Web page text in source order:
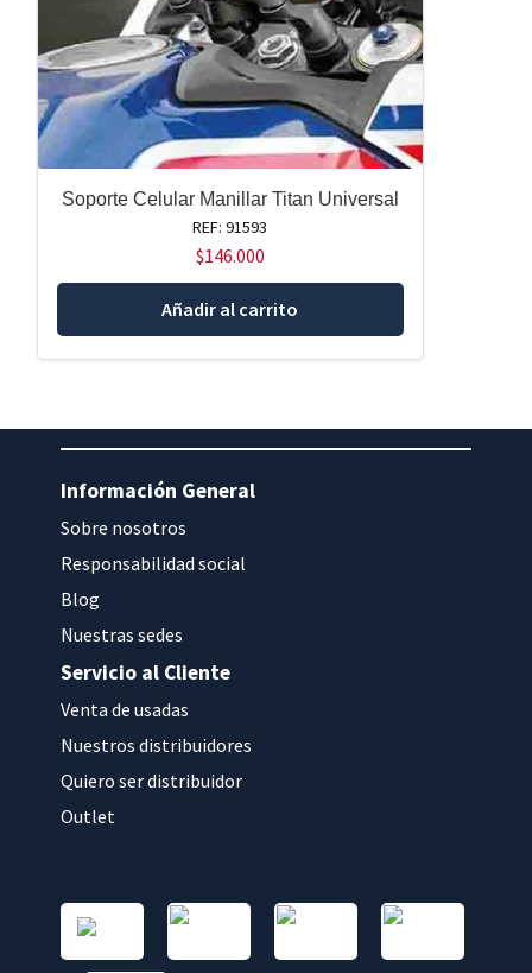
Soporte Celular Manillar Titan Universal
REF: 91593
$146.000
Añadir al carrito
Información General
Sobre nosotros
Responsabilidad social
Blog
Nuestras sedes
Servicio al Cliente
Venta de usadas
Nuestros distribuidores
Quiero ser distribuidor
Outlet